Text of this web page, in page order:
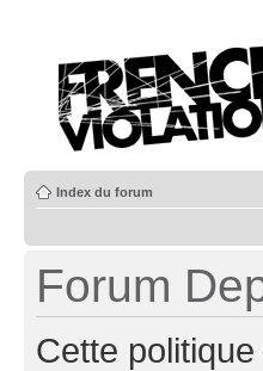
Index du forum
Forum
Cette